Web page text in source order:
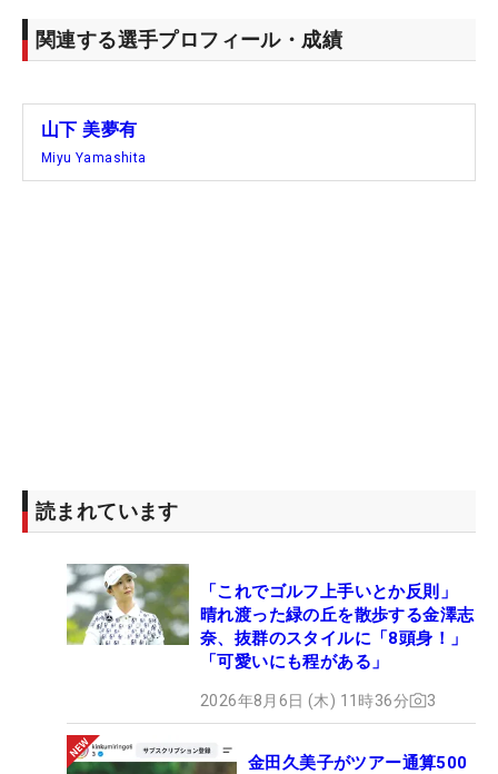
関連する選手プロフィール・成績
山下 美夢有
Miyu Yamashita
読まれています
「これでゴルフ上手いとか反則」
晴れ渡った緑の丘を散歩する金澤志
奈、抜群のスタイルに「8頭身！」
「可愛いにも程がある」
2026年8月6日 (木) 11時36分 3
金田久美子がツアー通算500